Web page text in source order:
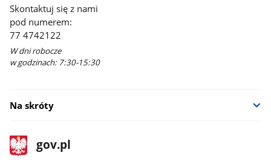
Skontaktuj się z nami
pod numerem:
77 4742122
W dni robocze
w godzinach: 7:30-15:30
Na skróty
stopka
gov.pl
Strona
gov.pl